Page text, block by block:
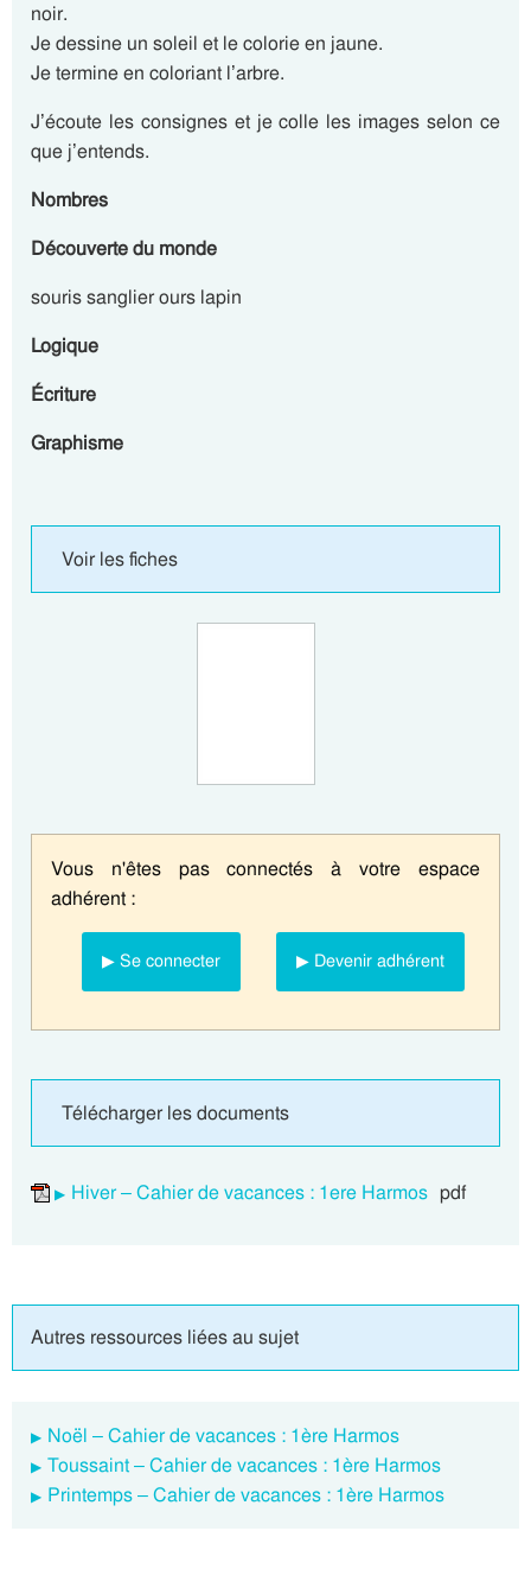
noir.
Je dessine un soleil et le colorie en jaune.
Je termine en coloriant l’arbre.
J’écoute les consignes et je colle les images selon ce
que j’entends.
Nombres
Découverte du monde
souris sanglier ours lapin
Logique
Écriture
Graphisme
Voir les fiches
Vous n'êtes pas connectés à votre espace
adhérent :
▶ Se connecter ▶ Devenir adhérent
Télécharger les documents
Hiver – Cahier de vacances : 1ere Harmos pdf
Autres ressources liées au sujet
Noël – Cahier de vacances : 1ère Harmos
Toussaint – Cahier de vacances : 1ère Harmos
Printemps – Cahier de vacances : 1ère Harmos